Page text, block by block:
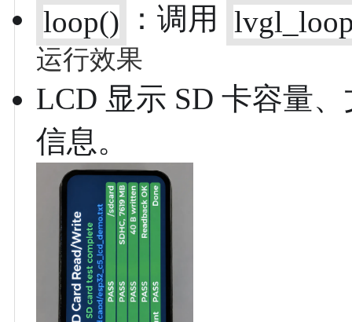
loop()
：调用
运行效果
LCD 显示 SD 卡容量
信息。